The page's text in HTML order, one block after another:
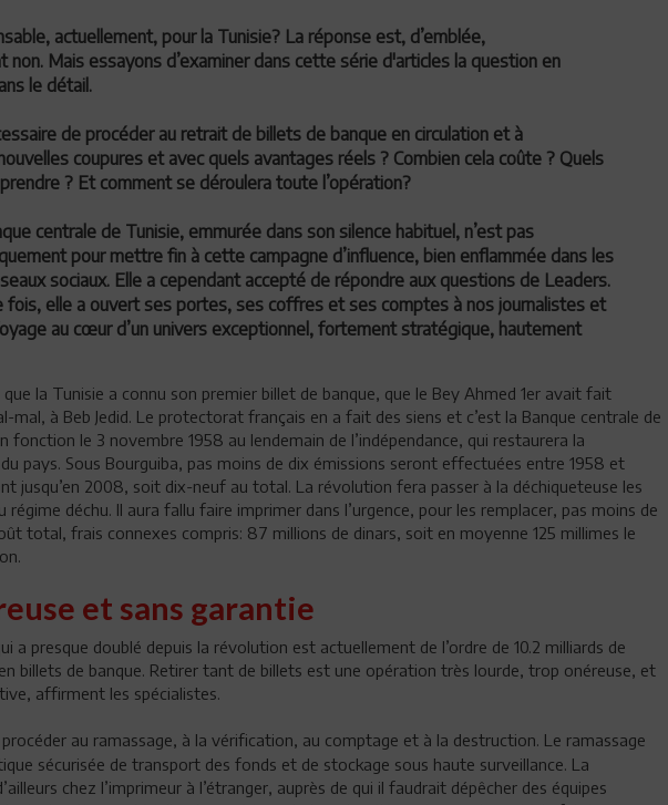
actuellement, pour la Tunisie? La réponse est, d’emblée,
non. Mais essayons d’examiner dans cette série d'articles la question en
le détail.
de procéder au retrait de billets de banque en circulation et à
coupures et avec quels avantages réels ? Combien cela coûte ? Quels
? Et comment se déroulera toute l’opération?
centrale de Tunisie, emmurée dans son silence habituel, n’est pas
pour mettre fin à cette campagne d’influence, bien enflammée dans les
sociaux. Elle a cependant accepté de répondre aux questions de Leaders.
fois, elle a ouvert ses portes, ses coffres et ses comptes à nos journalistes et
au cœur d’un univers exceptionnel, fortement stratégique, hautement
la Tunisie a connu son premier billet de banque, que le Bey Ahmed 1er avait fait
mal, à Beb Jedid. Le protectorat français en a fait des siens et c’est la Banque centrale de
fonction le 3 novembre 1958 au lendemain de l’indépendance, qui restaurera la
pays. Sous Bourguiba, pas moins de dix émissions seront effectuées entre 1958 et
jusqu’en 2008, soit dix-neuf au total. La révolution fera passer à la déchiqueteuse les
régime déchu. Il aura fallu faire imprimer dans l’urgence, pour les remplacer, pas moins de
total, frais connexes compris: 87 millions de dinars, soit en moyenne 125 millimes le
et sans garantie
a presque doublé depuis la révolution est actuellement de l’ordre de 10.2 milliards de
billets de banque. Retirer tant de billets est une opération très lourde, trop onéreuse, et
affirment les spécialistes.
procéder au ramassage, à la vérification, au comptage et à la destruction. Le ramassage
sécurisée de transport des fonds et de stockage sous haute surveillance. La
chez l’imprimeur à l’étranger, auprès de qui il faudrait dépêcher des équipes